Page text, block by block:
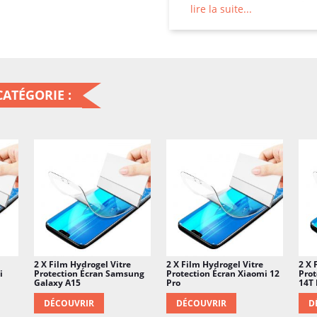
garde aucune trace de
lire la suite...
:
2 X Film Hydrogel Vitre
Protection Écran Samsung
Galaxy A15
DÉCOUVRIR
2 X Film Hydrogel Vitre
Protection Écran Xiaomi 12
Pro
DÉCOUVRIR
2 X
14T